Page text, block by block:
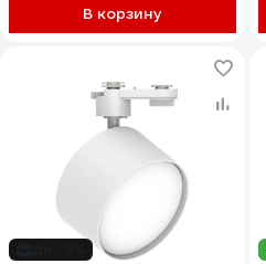
В корзину